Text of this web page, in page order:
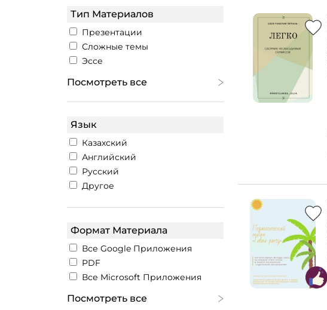
Тип Материалов
Презентации
Сложные темы
Эссе
Посмотреть все
Язык
Казахский
Английский
Русский
Другое
Формат Материала
Все Google Приложения
PDF
Все Microsoft Приложения
Посмотреть все